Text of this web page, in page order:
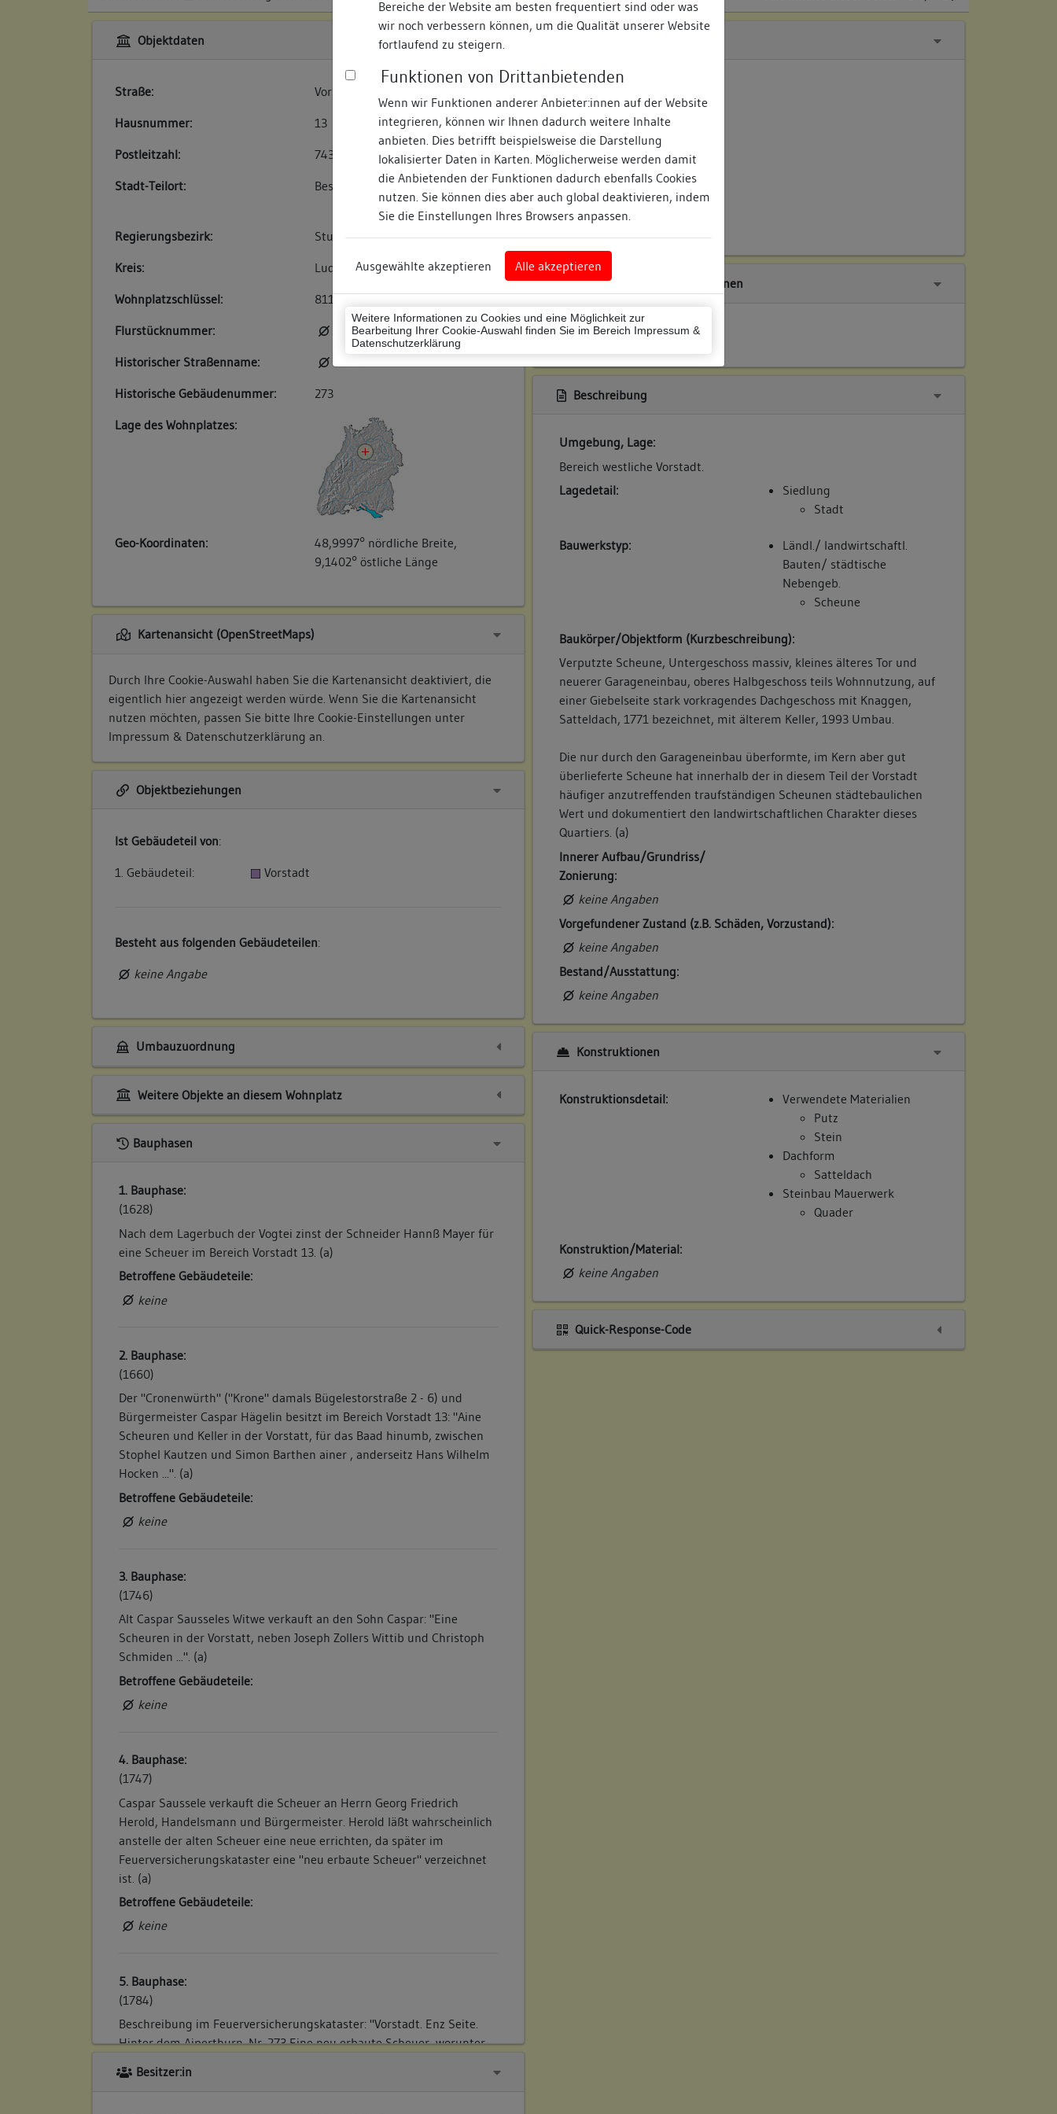
Bereiche der Website am besten frequentiert sind oder was
wir noch verbessern können, um die Qualität unserer Website
fortlaufend zu steigern.
Funktionen von Drittanbietenden
Wenn wir Funktionen anderer Anbieter:innen auf der Website
integrieren, können wir Ihnen dadurch weitere Inhalte
anbieten. Dies betrifft beispielsweise die Darstellung
lokalisierter Daten in Karten. Möglicherweise werden damit
die Anbietenden der Funktionen dadurch ebenfalls Cookies
nutzen. Sie können dies aber auch global deaktivieren, indem
Sie die Einstellungen Ihres Browsers anpassen.
Ausgewählte akzeptieren Alle akzeptieren
Weitere Informationen zu Cookies und eine Möglichkeit zur
Bearbeitung Ihrer Cookie-Auswahl finden Sie im Bereich Impressum &
Datenschutzerklärung
Objektdaten
Straße:
Vorstadt
Hausnummer:
13
Postleitzahl:
74354
Stadt-Teilort:
Besigheim
Regierungsbezirk:
Stuttgart
Kreis:
Ludwigsburg (Landkreis)
Wohnplatzschlüssel:
8118007001
Flurstücknummer:
keine
Historischer Straßenname:
keiner
Historische Gebäudenummer:
273
Lage des Wohnplatzes:
Geo-Koordinaten:
48,9997° nördliche Breite,
9,1402° östliche Länge
Kartenansicht (OpenStreetMaps)
Durch Ihre Cookie-Auswahl haben Sie die Kartenansicht deaktiviert, die
eigentlich hier angezeigt werden würde. Wenn Sie die Kartenansicht
nutzen möchten, passen Sie bitte Ihre Cookie-Einstellungen unter
Impressum & Datenschutzerklärung an.
Objektbeziehungen
Ist Gebäudeteil von:
1. Gebäudeteil:
Vorstadt
Besteht aus folgenden Gebäudeteilen:
keine Angabe
Umbauzuordnung
Weitere Objekte an diesem Wohnplatz
Bauphasen
1. Bauphase:
(1628)
Nach dem Lagerbuch der Vogtei zinst der Schneider Hannß Mayer für
eine Scheuer im Bereich Vorstadt 13. (a)
Betroffene Gebäudeteile:
keine
2. Bauphase:
(1660)
Der "Cronenwürth" ("Krone" damals Bügelestorstraße 2 - 6) und
Bürgermeister Caspar Hägelin besitzt im Bereich Vorstadt 13: "Aine
Scheuren und Keller in der Vorstatt, für das Baad hinumb, zwischen
Stophel Kautzen und Simon Barthen ainer , anderseitz Hans Wilhelm
Hocken ...". (a)
Betroffene Gebäudeteile:
keine
3. Bauphase:
(1746)
Alt Caspar Sausseles Witwe verkauft an den Sohn Caspar: "Eine
Scheuren in der Vorstatt, neben Joseph Zollers Wittib und Christoph
Schmiden ...". (a)
Betroffene Gebäudeteile:
keine
4. Bauphase:
(1747)
Caspar Saussele verkauft die Scheuer an Herrn Georg Friedrich
Herold, Handelsmann und Bürgermeister. Herold läßt wahrscheinlich
anstelle der alten Scheuer eine neue errichten, da später im
Feuerversicherungskataster eine "neu erbaute Scheuer" verzeichnet
ist. (a)
Betroffene Gebäudeteile:
keine
5. Bauphase:
(1784)
Beschreibung im Feuerversicherungskataster: "Vorstadt. Enz Seite.
Hinter dem Aiperthurn. Nr. 273 Eine neu erbaute Scheuer, worunter
Besitzer:in
Zugeordnete Dokumentationen
Besigheimer Häuserbuch
Beschreibung
Umgebung, Lage:
Bereich westliche Vorstadt.
Lagedetail:
Siedlung
Stadt
Bauwerkstyp:
Ländl./ landwirtschaftl.
Bauten/ städtische
Nebengeb.
Scheune
Baukörper/Objektform (Kurzbeschreibung):
Verputzte Scheune, Untergeschoss massiv, kleines älteres Tor und
neuerer Garageneinbau, oberes Halbgeschoss teils Wohnnutzung, auf
einer Giebelseite stark vorkragendes Dachgeschoss mit Knaggen,
Satteldach, 1771 bezeichnet, mit älterem Keller, 1993 Umbau.
Die nur durch den Garageneinbau überformte, im Kern aber gut
überlieferte Scheune hat innerhalb der in diesem Teil der Vorstadt
häufiger anzutreffenden traufständigen Scheunen städtebaulichen
Wert und dokumentiert den landwirtschaftlichen Charakter dieses
Quartiers. (a)
Innerer Aufbau/Grundriss/
Zonierung:
keine Angaben
Vorgefundener Zustand (z.B. Schäden, Vorzustand):
keine Angaben
Bestand/Ausstattung:
keine Angaben
Konstruktionen
Konstruktionsdetail:
Verwendete Materialien
Putz
Stein
Dachform
Satteldach
Steinbau Mauerwerk
Quader
Konstruktion/Material:
keine Angaben
Quick-Response-Code